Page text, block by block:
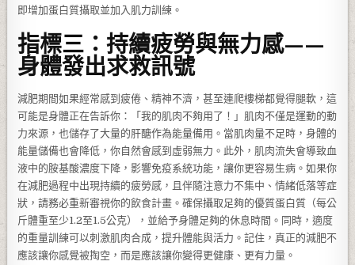
即增加蛋白質攝取並加入肌力訓練。
指標三：持續疲勞與無力感——
身體發出求救訊號
減肥期間如果經常感到疲倦、精神不濟，甚至連爬樓梯都覺得腿軟，這
可能是身體正在告訴你：「我的肌肉不夠用了！」肌肉不僅是運動的動
力來源，也儲存了大量的肝醣作為能量備用。當肌肉量不足時，身體的
能量儲備也會降低，你自然會感到虛弱無力。此外，肌肉流失會導致血
液中的胺基酸濃度下降，影響免疫系統功能，讓你更容易生病。如果你
在減肥過程中出現持續的疲勞感，且伴隨注意力不集中、情緒低落等症
狀，請務必重新審視你的飲食計畫。確保攝取足夠的優質蛋白質（每公
斤體重至少1.2至1.5公克），並給予身體足夠的休息時間。同時，適度
的重量訓練可以刺激肌肉合成，提升體能與活力。記住，真正的減肥不
應該讓你感覺被掏空，而是應該讓你變得更健康、更有力量。